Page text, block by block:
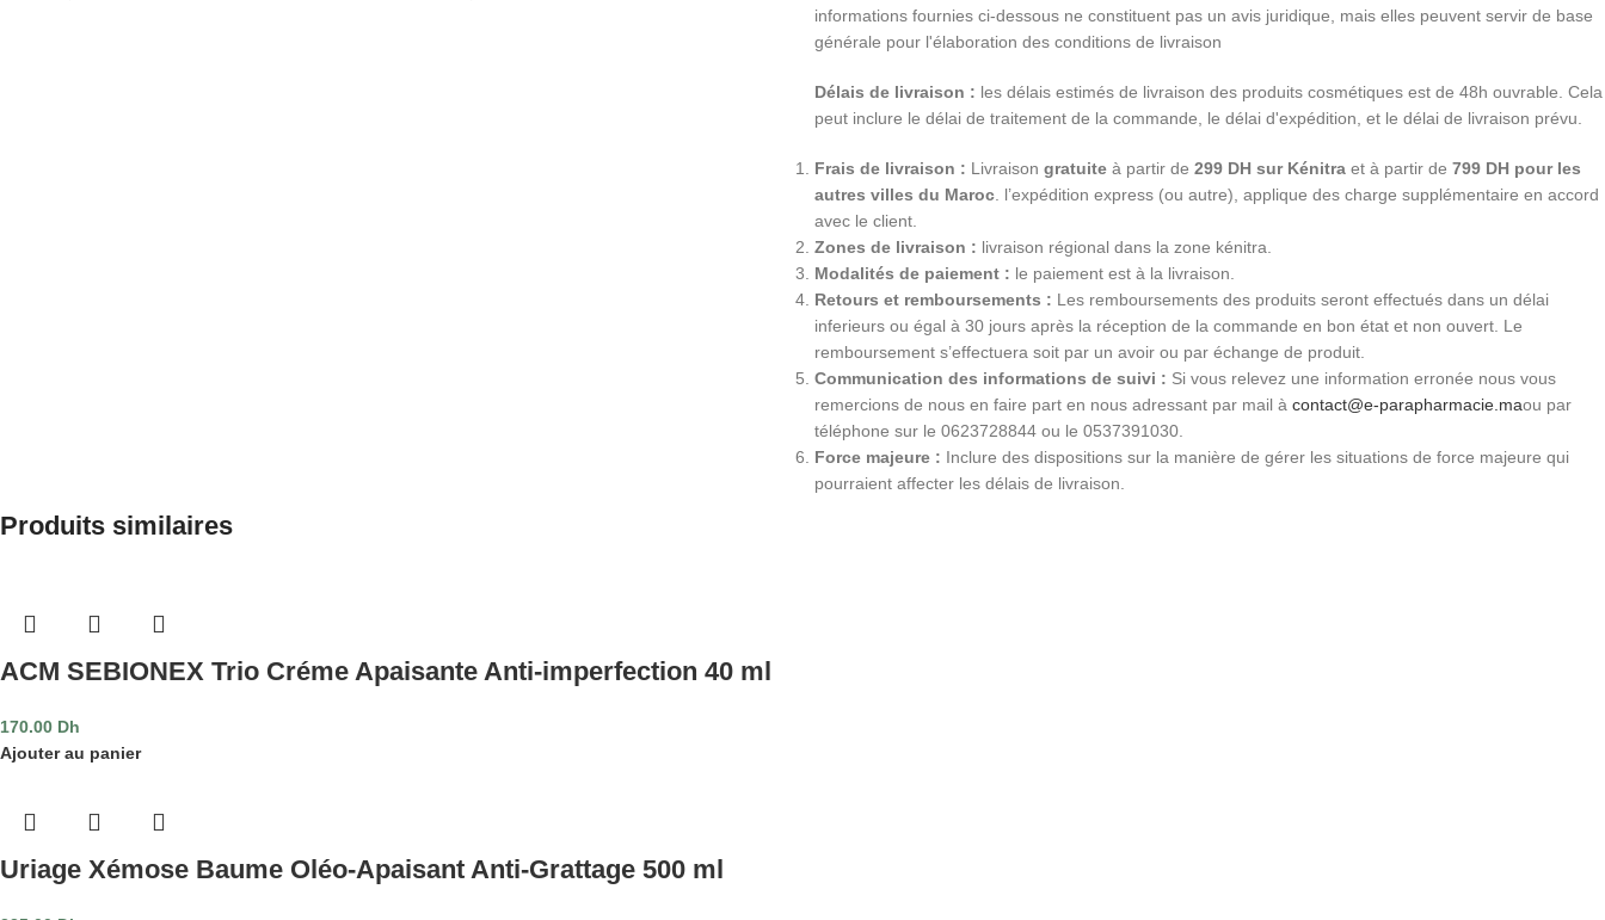
informations fournies ci-dessous ne constituent pas un avis juridique, mais elles peuvent servir de base
générale pour l'élaboration des conditions de livraison
Délais de livraison : les délais estimés de livraison des produits cosmétiques est de 48h ouvrable. Cela
peut inclure le délai de traitement de la commande, le délai d'expédition, et le délai de livraison prévu.
Frais de livraison : Livraison gratuite à partir de 299 DH sur Kénitra et à partir de 799 DH pour les
autres villes du Maroc . l’expédition express (ou autre), applique des charge supplémentaire en accord
avec le client.
Zones de livraison : livraison régional dans la zone kénitra.
Modalités de paiement : le paiement est à la livraison.
Retours et remboursements : Les remboursements des produits seront effectués dans un délai
inferieurs ou égal à 30 jours après la réception de la commande en bon état et non ouvert. Le
remboursement s’effectuera soit par un avoir ou par échange de produit.
Communication des informations de suivi : Si vous relevez une information erronée nous vous
remercions de nous en faire part en nous adressant par mail à contact@e-parapharmacie.maou par
téléphone sur le 0623728844 ou le 0537391030.
Force majeure : Inclure des dispositions sur la manière de gérer les situations de force majeure qui
pourraient affecter les délais de livraison.
Produits similaires
ACM SEBIONEX Trio Créme Apaisante Anti-imperfection 40 ml
170.00 Dh
Ajouter au panier
Uriage Xémose Baume Oléo-Apaisant Anti-Grattage 500 ml